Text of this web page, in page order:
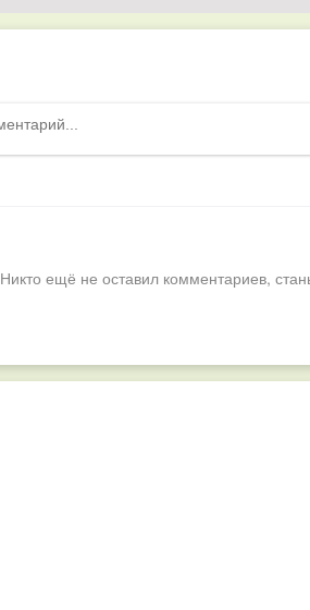
Никто ещё не оставил комментариев,